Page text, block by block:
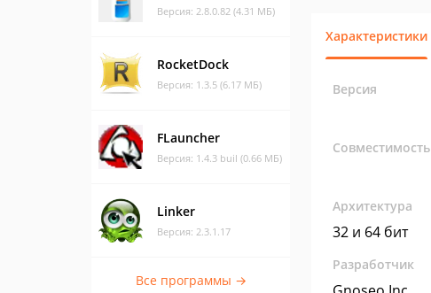
Версия: 2.8.0.82 (4.31 МБ)
RocketDock
Версия: 1.3.5 (6.17 МБ)
FLauncher
Версия: 1.4.3 buil (0.66 МБ)
Linker
Версия: 2.3.1.17
Все программы →
Характеристики
Версия
Совместимость
Архитектура
32 и 64 бит
Разработчик